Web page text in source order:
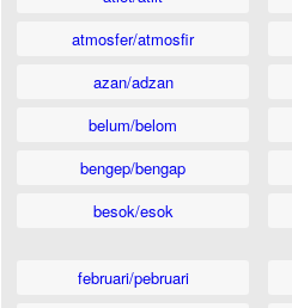
atmosfer/atmosfir
azan/adzan
belum/belom
bengep/bengap
besok/esok
februari/pebruari